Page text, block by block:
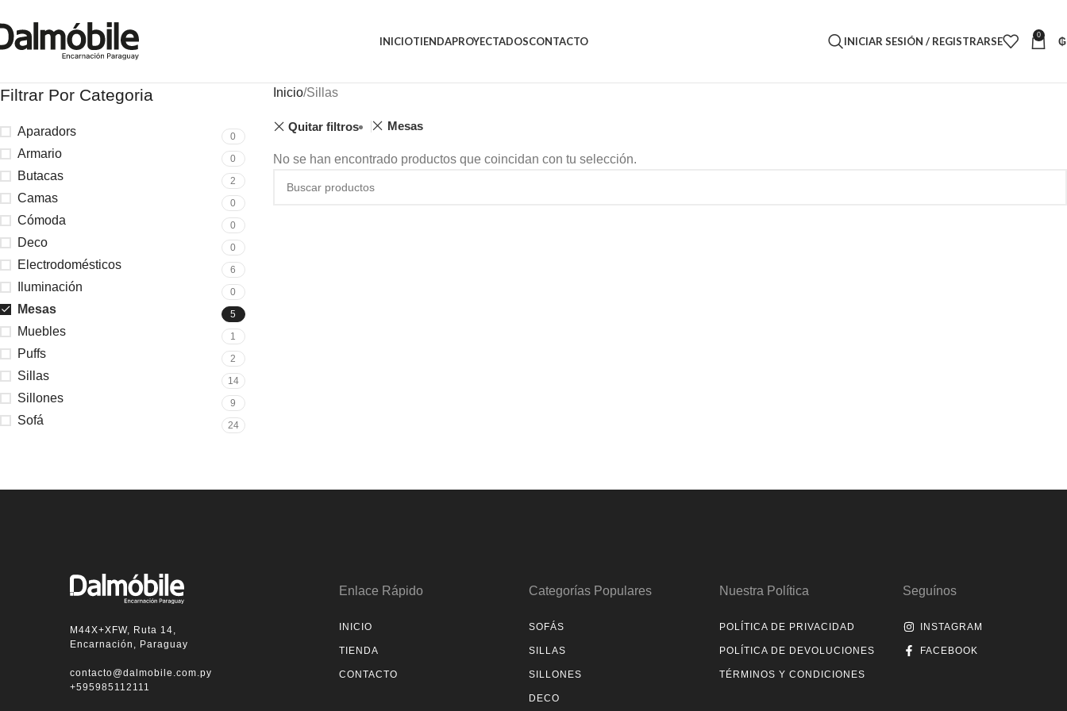
INICIOTIENDAPROYECTADOSCONTACTO INICIAR SESIÓN / REGISTRARSE 0 ₲
Filtrar Por Categoria
Aparadors 0
Armario 0
Butacas 2
Camas 0
Cómoda 0
Deco 0
Electrodomésticos 6
Iluminación 0
Mesas 5
Muebles 1
Puffs 2
Sillas 14
Sillones 9
Sofá 24
Inicio Sillas
Quitar filtros Mesas
No se han encontrado productos que coincidan con tu selección.
M44X+XFW, Ruta 14,
Encarnación, Paraguay
contacto@dalmobile.com.py
+595985112111
Enlace Rápido
INICIO
TIENDA
CONTACTO
Categorías Populares
SOFÁS
SILLAS
SILLONES
DECO
Nuestra Política
POLÍTICA DE PRIVACIDAD
POLÍTICA DE DEVOLUCIONES
TÉRMINOS Y CONDICIONES
Seguínos
INSTAGRAM
FACEBOOK